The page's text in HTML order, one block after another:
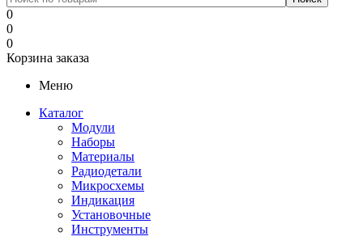
0
0
0
Корзина заказа
Меню
Каталог
Модули
Наборы
Материалы
Радиодетали
Микросхемы
Индикация
Установочные
Инструменты